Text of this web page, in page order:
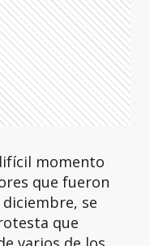
momento
que fueron
se
que